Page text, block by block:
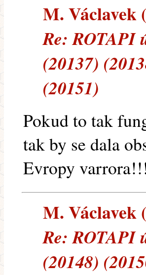
M. Václavek
Re: ROTAPI
(20137)
(20151)
Pokud to tak
tak by se dala
Evropy
M. Václavek
Re: ROTAPI
(20148)